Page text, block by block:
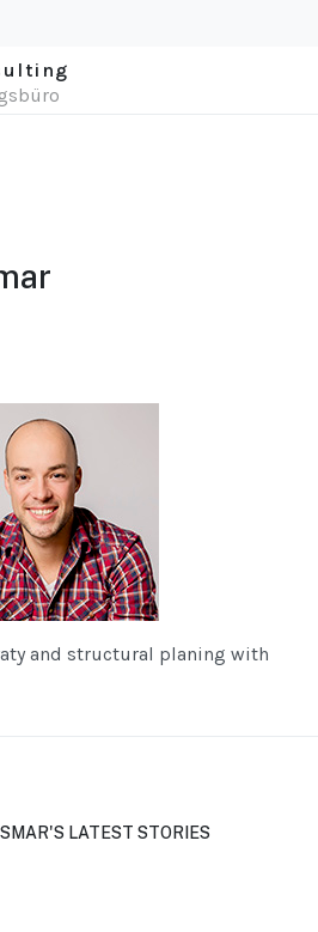
and structural planing with
LATEST STORIES